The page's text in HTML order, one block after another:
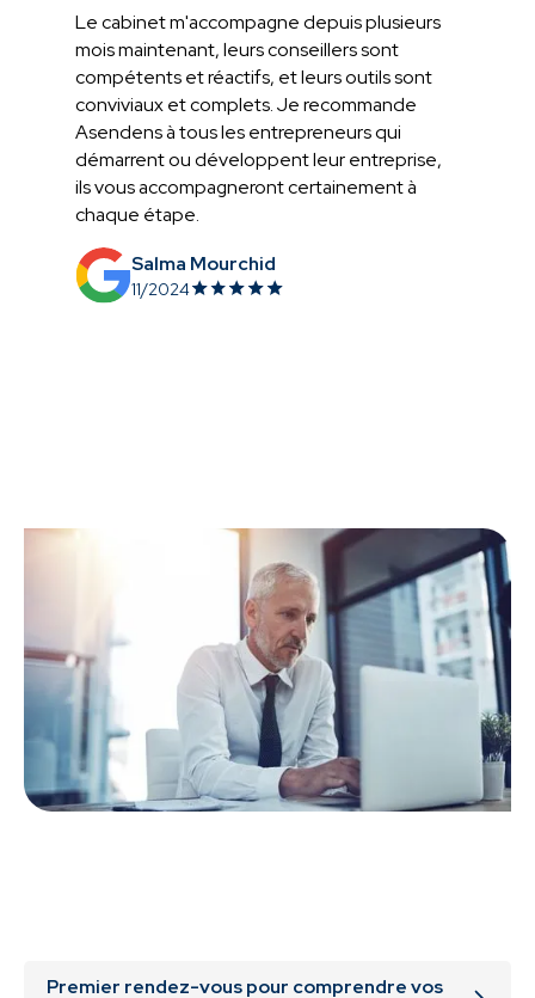
Le cabinet m'accompagne depuis plusieurs
mois maintenant, leurs conseillers sont
compétents et réactifs, et leurs outils sont
conviviaux et complets. Je recommande
Asendens à tous les entrepreneurs qui
démarrent ou développent leur entreprise,
ils vous accompagneront certainement à
chaque étape.
Salma Mourchid
11/2024
Premier rendez-vous pour comprendre vos